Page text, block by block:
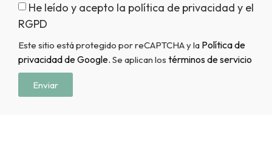
He leído y acepto la política de privacidad y el
RGPD
Este sitio está protegido por reCAPTCHA y la Política de
privacidad de Google. Se aplican los términos de servicio
Enviar